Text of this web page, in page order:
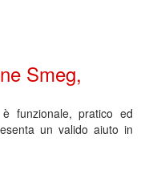
Smeg,
funzionale, pratico ed
un valido aiuto in